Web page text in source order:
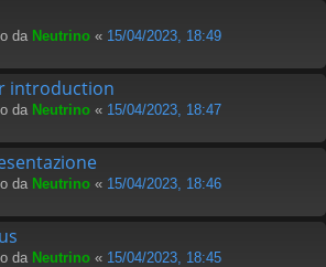
da Neutrino « 15/04/2023, 18:49
introduction
da Neutrino « 15/04/2023, 18:47
da Neutrino « 15/04/2023, 18:46
da Neutrino « 15/04/2023, 18:45